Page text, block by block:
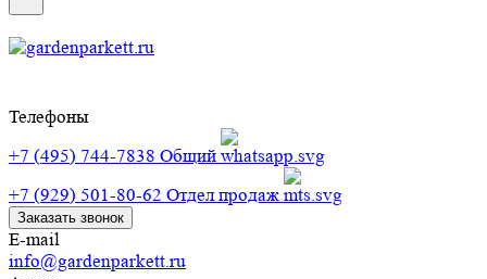
Телефоны
+7 (495) 744-7838 Общий
+7 (929) 501-80-62 Отдел продаж
Заказать звонок
E-mail
info@gardenparkett.ru